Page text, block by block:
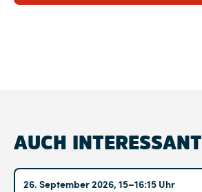
AUCH INTERESSANT
26. September 2026, 15–16:15 Uhr